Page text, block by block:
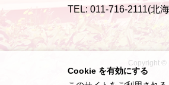
Cookie を有効にする
TEL: 011-716-2111(北
Copyright ©